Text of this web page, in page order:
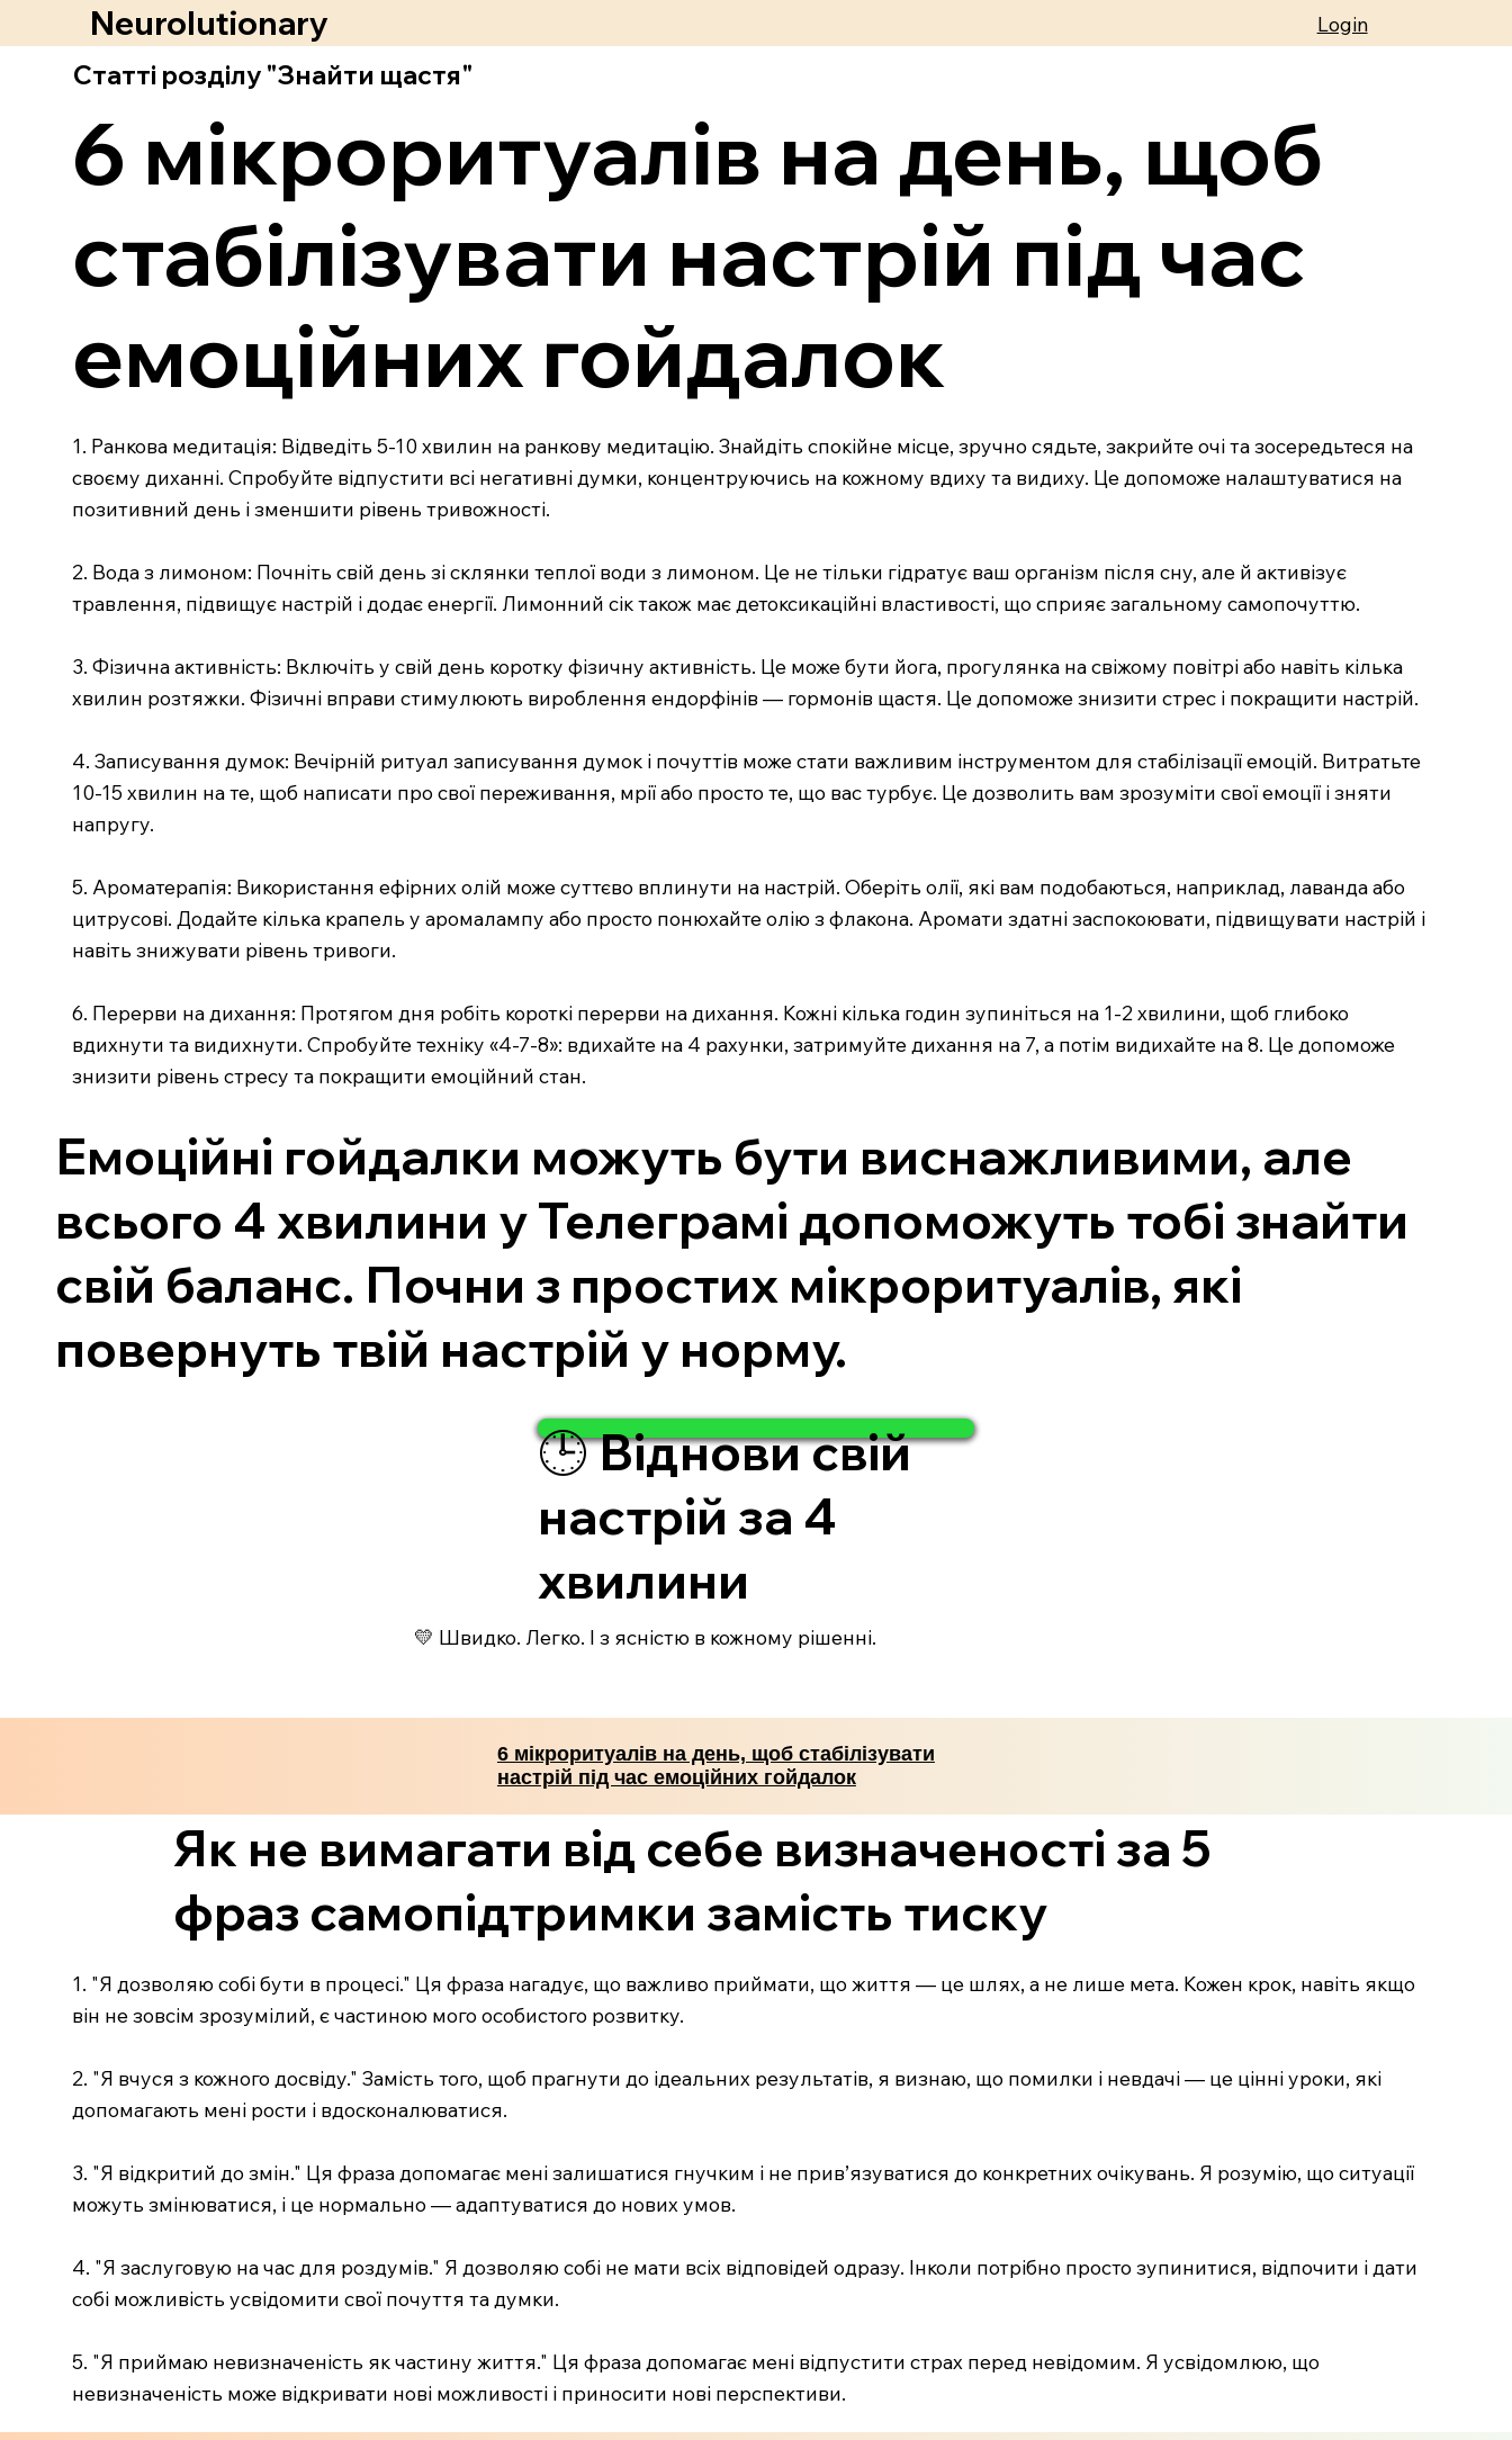
Neurolutionary Login
Статті розділу "Знайти щастя"
6 мікроритуалів на день, щоб
стабілізувати настрій під час
емоційних гойдалок
1. Ранкова медитація: Відведіть 5-10 хвилин на ранкову медитацію. Знайдіть спокійне місце, зручно сядьте, закрийте очі та зосередьтеся на
своєму диханні. Спробуйте відпустити всі негативні думки, концентруючись на кожному вдиху та видиху. Це допоможе налаштуватися на
позитивний день і зменшити рівень тривожності.
2. Вода з лимоном: Почніть свій день зі склянки теплої води з лимоном. Це не тільки гідратує ваш організм після сну, але й активізує
травлення, підвищує настрій і додає енергії. Лимонний сік також має детоксикаційні властивості, що сприяє загальному самопочуттю.
3. Фізична активність: Включіть у свій день коротку фізичну активність. Це може бути йога, прогулянка на свіжому повітрі або навіть кілька
хвилин розтяжки. Фізичні вправи стимулюють вироблення ендорфінів — гормонів щастя. Це допоможе знизити стрес і покращити настрій.
4. Записування думок: Вечірній ритуал записування думок і почуттів може стати важливим інструментом для стабілізації емоцій. Витратьте
10-15 хвилин на те, щоб написати про свої переживання, мрії або просто те, що вас турбує. Це дозволить вам зрозуміти свої емоції і зняти
напругу.
5. Ароматерапія: Використання ефірних олій може суттєво вплинути на настрій. Оберіть олії, які вам подобаються, наприклад, лаванда або
цитрусові. Додайте кілька крапель у аромалампу або просто понюхайте олію з флакона. Аромати здатні заспокоювати, підвищувати настрій і
навіть знижувати рівень тривоги.
6. Перерви на дихання: Протягом дня робіть короткі перерви на дихання. Кожні кілька годин зупиніться на 1-2 хвилини, щоб глибоко
вдихнути та видихнути. Спробуйте техніку «4-7-8»: вдихайте на 4 рахунки, затримуйте дихання на 7, а потім видихайте на 8. Це допоможе
знизити рівень стресу та покращити емоційний стан.
Емоційні гойдалки можуть бути виснажливими, але
всього 4 хвилини у Телеграмі допоможуть тобі знайти
свій баланс. Почни з простих мікроритуалів, які
повернуть твій настрій у норму.
🕒 Віднови свій
настрій за 4
хвилини
💛 Швидко. Легко. І з ясністю в кожному рішенні.
6 мікроритуалів на день, щоб стабілізувати
настрій під час емоційних гойдалок
Як не вимагати від себе визначеності за 5
фраз самопідтримки замість тиску
1. "Я дозволяю собі бути в процесі." Ця фраза нагадує, що важливо приймати, що життя — це шлях, а не лише мета. Кожен крок, навіть якщо
він не зовсім зрозумілий, є частиною мого особистого розвитку.
2. "Я вчуся з кожного досвіду." Замість того, щоб прагнути до ідеальних результатів, я визнаю, що помилки і невдачі — це цінні уроки, які
допомагають мені рости і вдосконалюватися.
3. "Я відкритий до змін." Ця фраза допомагає мені залишатися гнучким і не прив’язуватися до конкретних очікувань. Я розумію, що ситуації
можуть змінюватися, і це нормально — адаптуватися до нових умов.
4. "Я заслуговую на час для роздумів." Я дозволяю собі не мати всіх відповідей одразу. Інколи потрібно просто зупинитися, відпочити і дати
собі можливість усвідомити свої почуття та думки.
5. "Я приймаю невизначеність як частину життя." Ця фраза допомагає мені відпустити страх перед невідомим. Я усвідомлюю, що
невизначеність може відкривати нові можливості і приносити нові перспективи.